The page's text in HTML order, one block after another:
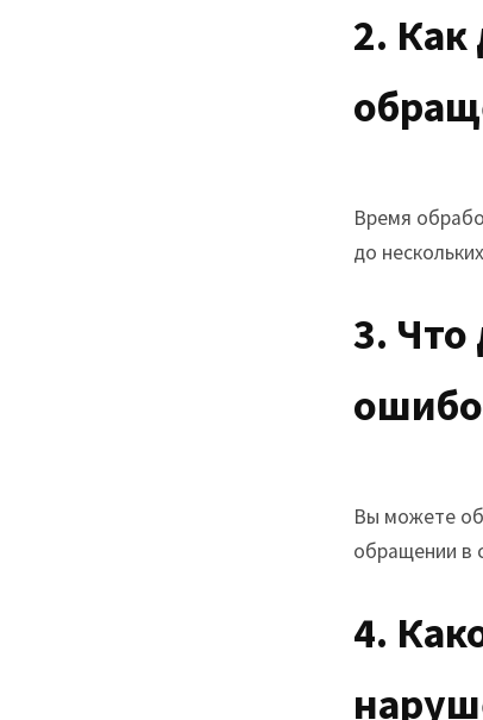
2. Как
Время
до
3. Что
Вы можете
обращении в
4.